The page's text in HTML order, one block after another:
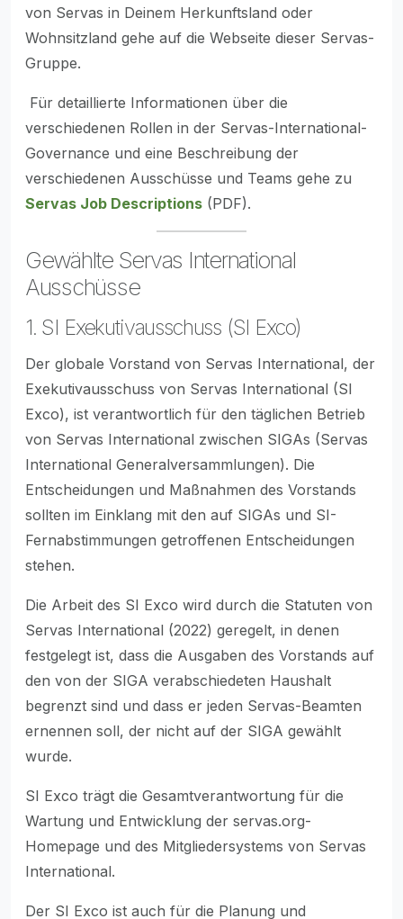
von Servas in Deinem Herkunftsland oder
Wohnsitzland gehe auf die Webseite dieser Servas-
Gruppe.
Für detaillierte Informationen über die
verschiedenen Rollen in der Servas-International-
Governance und eine Beschreibung der
verschiedenen Ausschüsse und Teams gehe zu
Servas Job Descriptions (PDF).
Gewählte Servas International
Ausschüsse
1. SI Exekutivausschuss (SI Exco)
Der globale Vorstand von Servas International, der
Exekutivausschuss von Servas International (SI
Exco), ist verantwortlich für den täglichen Betrieb
von Servas International zwischen SIGAs (Servas
International Generalversammlungen). Die
Entscheidungen und Maßnahmen des Vorstands
sollten im Einklang mit den auf SIGAs und SI-
Fernabstimmungen getroffenen Entscheidungen
stehen.
Die Arbeit des SI Exco wird durch die Statuten von
Servas International (2022) geregelt, in denen
festgelegt ist, dass die Ausgaben des Vorstands auf
den von der SIGA verabschiedeten Haushalt
begrenzt sind und dass er jeden Servas-Beamten
ernennen soll, der nicht auf der SIGA gewählt
wurde.
SI Exco trägt die Gesamtverantwortung für die
Wartung und Entwicklung der servas.org-
Homepage und des Mitgliedersystems von Servas
International.
Der SI Exco ist auch für die Planung und